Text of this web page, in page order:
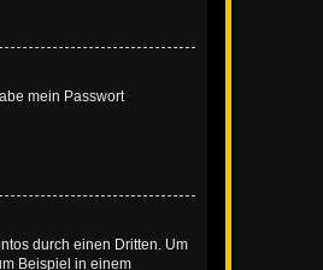
mein Passwort
durch einen Dritten. Um
Beispiel in einem